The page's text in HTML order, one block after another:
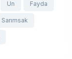
Un Fayda
Sarımsak